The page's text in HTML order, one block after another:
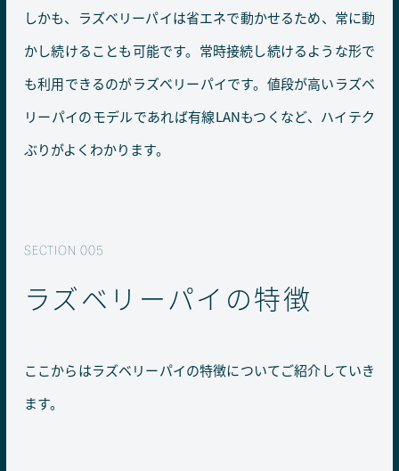
しかも、ラズベリーパイは省エネで動かせるため、常に動
かし続けることも可能です。常時接続し続けるような形で
も利用できるのがラズベリーパイです。値段が高いラズベ
リーパイのモデルであれば有線LANもつくなど、ハイテク
ぶりがよくわかります。
ラズベリーパイの特徴
ここからはラズベリーパイの特徴についてご紹介していき
ます。